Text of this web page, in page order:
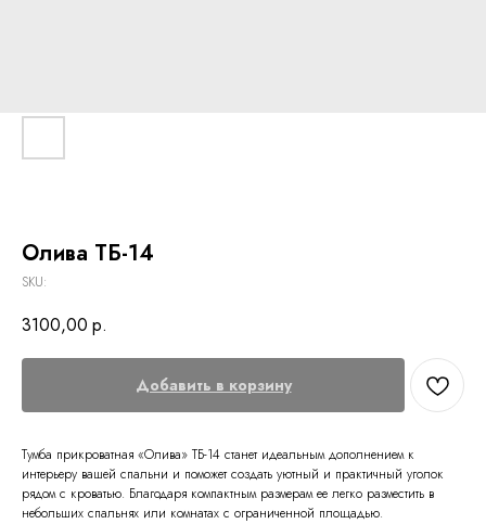
Олива ТБ-14
SKU:
3100,00 р.
Добавить в корзину
Тумба прикроватная «Олива» ТБ-14 станет идеальным дополнением к
интерьеру вашей спальни и поможет создать уютный и практичный уголок
рядом с кроватью. Благодаря компактным размерам ее легко разместить в
небольших спальнях или комнатах с ограниченной площадью.